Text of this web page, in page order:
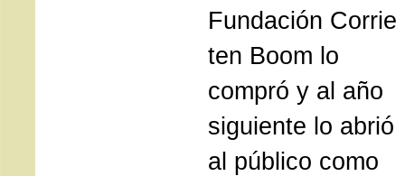
Fundación Corrie
ten Boom lo
compró y al año
siguiente lo abrió
al público como